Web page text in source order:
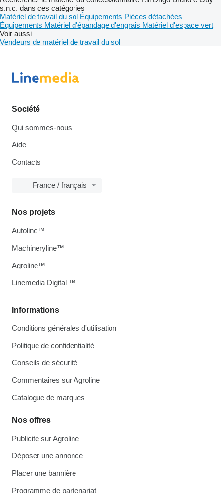
s.n.c. dans ces catégories
Matériel de travail du sol Équipements Pièces détachées
Équipements Matériel d'épandage d'engrais Matériel d'espace vert
Voir aussi
Vendeurs de matériel de travail du sol
Société
Qui sommes-nous
Aide
Contacts
France / français
Informations
Conditions générales d'utilisation
Politique de confidentialité
Conseils de sécurité
Commentaires sur Agroline
Catalogue de marques
Nos offres
Publicité sur Agroline
Déposer une annonce
Placer une bannière
Programme de partenariat
Nos projets
Autoline™
Machineryline™
Agroline™
Linemedia Digital ™